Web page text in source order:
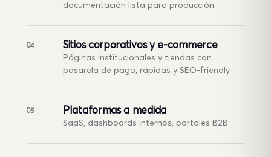
documentación lista para producción
04 Sitios corporativos y e-commerce
Páginas institucionales y tiendas con
pasarela de pago, rápidas y SEO-friendly
05 Plataformas a medida
SaaS, dashboards internos, portales B2B